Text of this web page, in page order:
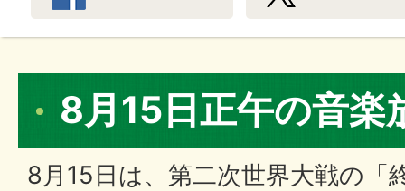
8月15日正午の音楽
8月15日は、第二次世界大戦の「